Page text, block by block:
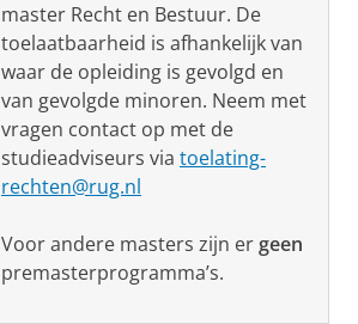
master Recht en Bestuur. De
toelaatbaarheid is afhankelijk van
waar de opleiding is gevolgd en
van gevolgde minoren. Neem met
vragen contact op met de
studieadviseurs via toelating-
rechten@rug.nl
Voor andere masters zijn ergeen
premasterprogramma’s.